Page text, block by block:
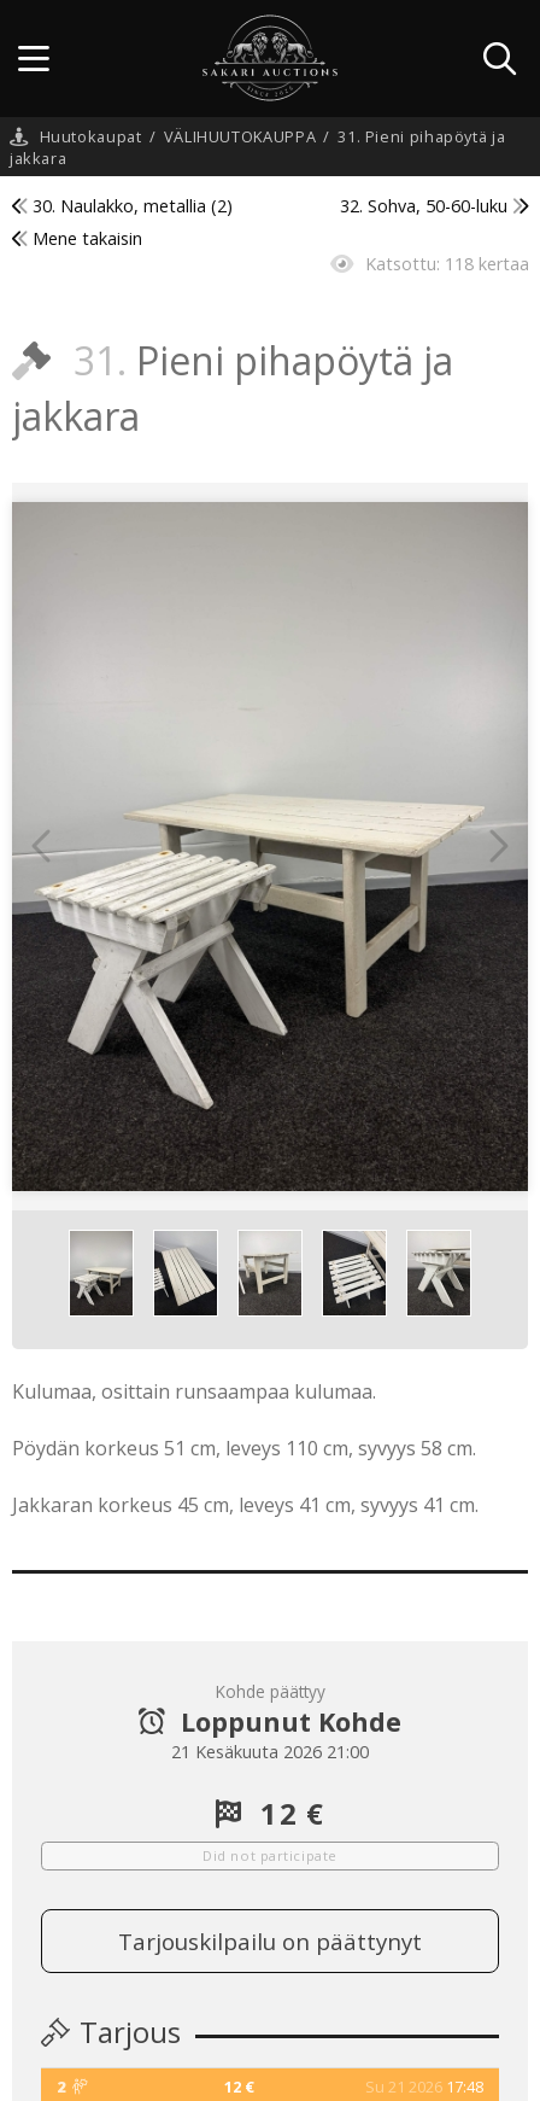
Huutokaupat / VÄLIHUUTOKAUPPA / 31. Pieni pihapöytä ja
jakkara
30. Naulakko, metallia (2)
32. Sohva, 50-60-luku
Mene takaisin
Katsottu: 118 kertaa
31. Pieni pihapöytä ja
jakkara
Kulumaa, osittain runsaampaa kulumaa.
Pöydän korkeus 51 cm, leveys 110 cm, syvyys 58 cm.
Jakkaran korkeus 45 cm, leveys 41 cm, syvyys 41 cm.
Kohde päättyy
Loppunut Kohde
21 Kesäkuuta 2026 21:00
12 €
Did not participate
Tarjouskilpailu on päättynyt
Tarjous
2 12 € Su 21 2026 17:48